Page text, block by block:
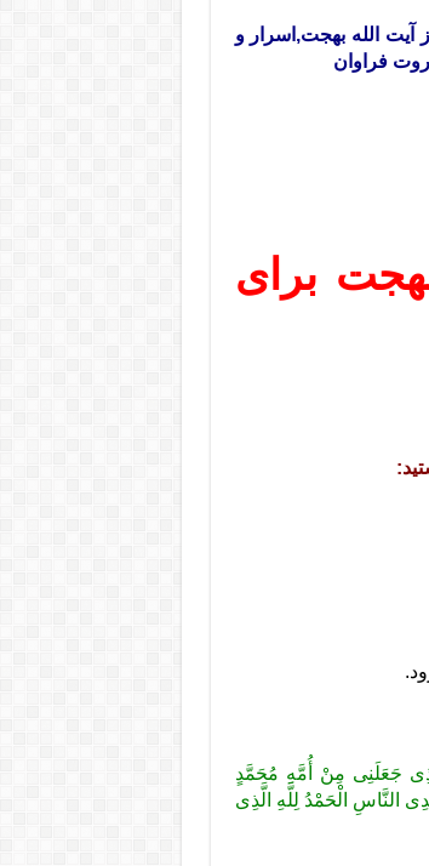
آیت الله بهجت,اسرار و
فراوان
برای
جَعَلَنِی مِنْ أُمَّهِ مُحَمَّدٍ
النَّاسِ الْحَمْدُ لِلَّهِ الَّذِی